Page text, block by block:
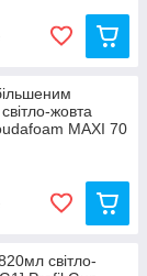
жовта
MAXI 70
світло-